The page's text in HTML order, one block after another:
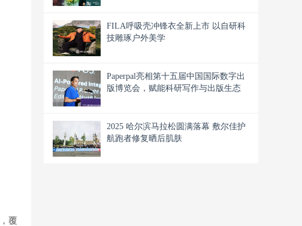
，覆
FILA呼吸壳冲锋衣全新上市 以自研科
技雕琢户外美学
Paperpal亮相第十五届中国国际数字出
版博览会，赋能科研写作与出版生态
2025 哈尔滨马拉松圆满落幕 敷尔佳护
航跑者修复晒后肌肤